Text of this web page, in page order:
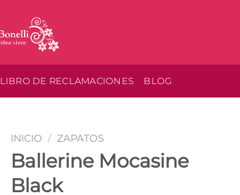
LIBRO DE RECLAMACIONES BLOG
INICIO / ZAPATOS
Ballerine Mocasine
Black